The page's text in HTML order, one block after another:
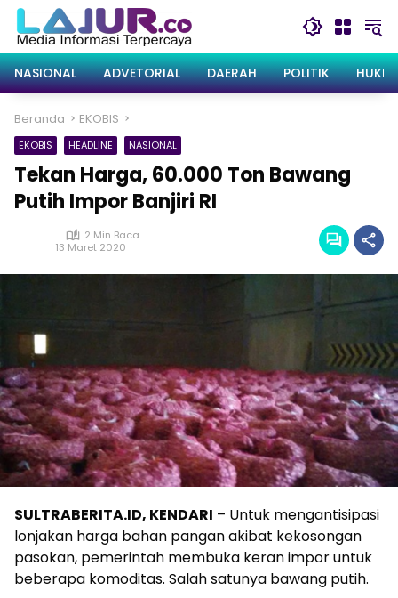
Langsung
konten
NASIONAL
ADVETORIAL DAERAH POLITIK
Beranda EKOBIS
EKOBIS HEADLINE NASIONAL
Tekan Harga, 60.000 Ton Bawang
Putih Impor Banjiri RI
2 Min Baca
13 Maret 2020
SULTRABERITA.ID, KENDARI – Untuk mengantisipasi
lonjakan harga bahan pangan akibat kekosongan
pasokan, pemerintah membuka keran impor untuk
beberapa komoditas. Salah satunya bawang putih.